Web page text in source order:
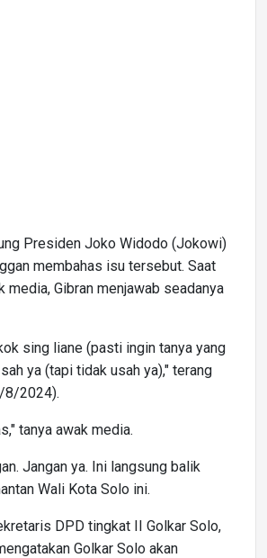
Presiden Joko Widodo (Jokowi)
membahas isu tersebut. Saat
media, Gibran menjawab seadanya
sing liane (pasti ingin tanya yang
ya (tapi tidak usah ya)," terang
8/2024).
tanya awak media.
Jangan ya. Ini langsung balik
Wali Kota Solo ini.
DPD tingkat II Golkar Solo,
Golkar Solo akan